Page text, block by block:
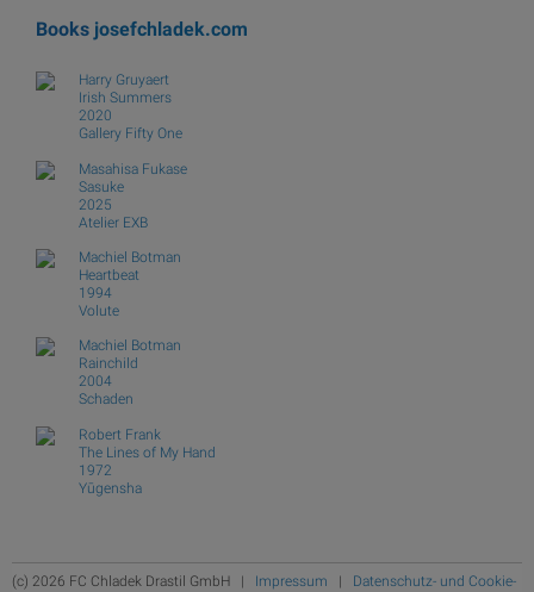
Books josefchladek.com
Harry Gruyaert
Irish Summers
2020
Gallery Fifty One
Masahisa Fukase
Sasuke
2025
Atelier EXB
Machiel Botman
Heartbeat
1994
Volute
Machiel Botman
Rainchild
2004
Schaden
Robert Frank
The Lines of My Hand
1972
Yūgensha
(c) 2026 FC Chladek Drastil GmbH | Impressum | Datenschutz- und Cookie-